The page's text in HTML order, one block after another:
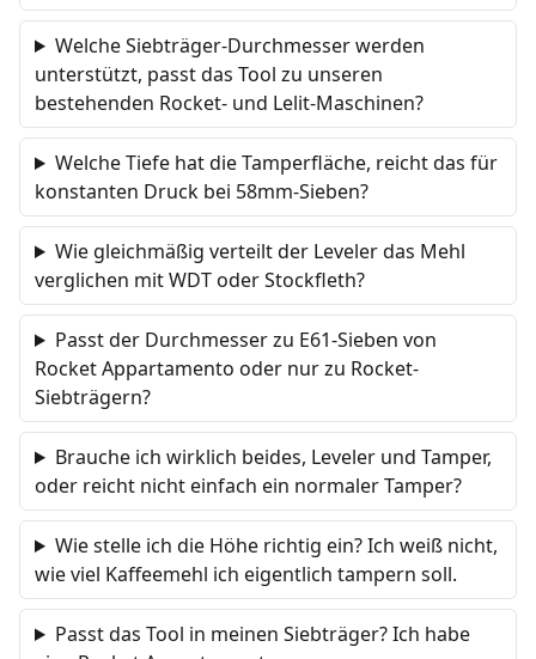
Welche Siebträger-Durchmesser werden
unterstützt, passt das Tool zu unseren
bestehenden Rocket- und Lelit-Maschinen?
Welche Tiefe hat die Tamperfläche, reicht das für
konstanten Druck bei 58mm-Sieben?
Wie gleichmäßig verteilt der Leveler das Mehl
verglichen mit WDT oder Stockfleth?
Passt der Durchmesser zu E61-Sieben von
Rocket Appartamento oder nur zu Rocket-
Siebträgern?
Brauche ich wirklich beides, Leveler und Tamper,
oder reicht nicht einfach ein normaler Tamper?
Wie stelle ich die Höhe richtig ein? Ich weiß nicht,
wie viel Kaffeemehl ich eigentlich tampern soll.
Passt das Tool in meinen Siebträger? Ich habe